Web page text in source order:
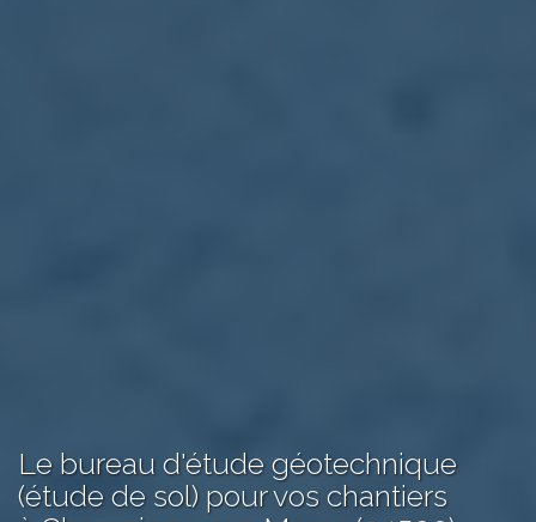
Le bureau d'étude géotechnique
(étude de sol) pour vos chantiers